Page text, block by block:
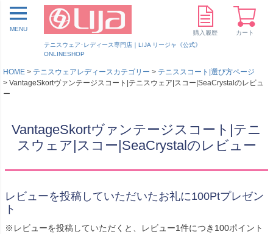
テニスウェア･レディース専門店｜LIJA リージャ《公式》
ONLINESHOP
MENU
購入履歴 カート
HOME テニスウェアレディースカテゴリー
テニススコート|選び方ページ
VantageSkortヴァンテージスコート|テニスウェア|スコー|SeaCrystalのレビュ
ー
VantageSkortヴァンテージスコート|テニ
スウェア|スコー|SeaCrystalのレビュー
レビューを投稿していただいたお礼に100Ptプレゼン
ト
※レビューを投稿していただくと、レビュー1件につき100ポイント